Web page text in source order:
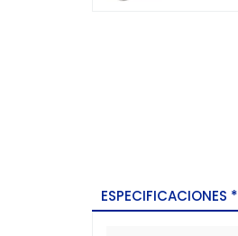
ESPECIFICACIONES *